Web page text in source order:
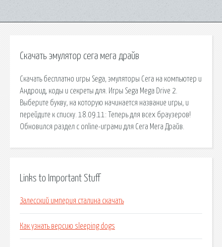
Скачать эмулятор сега мега драйв
Скачать бесплатно игры Sega, эмуляторы Сега на компьютер и
Андроид, коды и секреты для. Игры Sega Mega Drive 2.
Выберите букву, на которую начинается название игры, и
перейдите к списку. 18.09.11: Теперь для всех браузеров!
Обновился раздел с online-играми для Сега Мега Драйв.
Links to Important Stuff
Залесский империя сталина скачать
Как узнать версию sleeping dogs